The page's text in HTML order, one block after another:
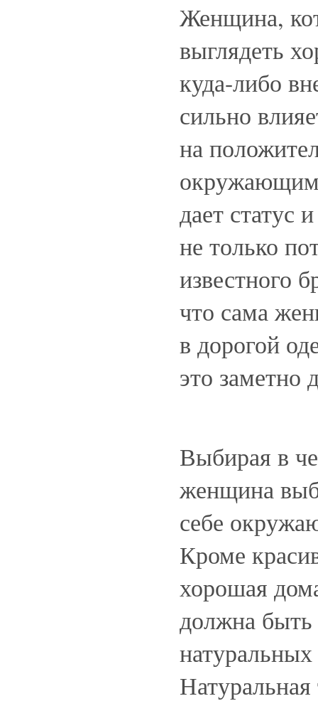
Женщина,
выглядеть
куда-либо
сильно
на
дает статус
не только
известного
что сама
в дорогой
это заметно
Выбирая в
женщина
себе
Кроме
хорошая
должна быть